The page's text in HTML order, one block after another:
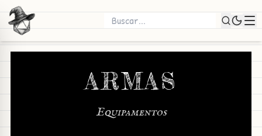
ARMAS
Equipamentos